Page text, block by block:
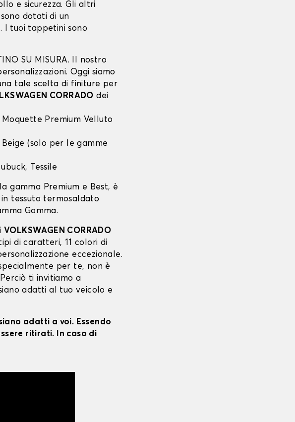
e sicurezza. Gli altri
dotati di un
I tuoi tappetini sono
SU MISURA. Il nostro
Oggi siamo
tale scelta di finiture per
CORRADO dei
Premium Velluto
(solo per le gamme
Tessile
gamma Premium e Best, è
tessuto termosaldato
Gomma.
VOLKSWAGEN CORRADO
di caratteri, 11 colori di
eccezionale.
per te, non è
ti invitiamo a
adatti al tuo veicolo e
adatti a voi. Essendo
ritirati. In caso di